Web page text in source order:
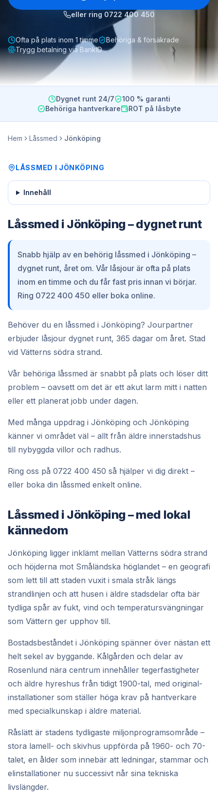
eller ring 0722 400 450
Ofta på plats inom 1 timme
Behöriga & försäkrade
Trygg betalning via BankID
Dygnet runt 24/7
100 % garanti
Behöriga hantverkare
ROT på låsbyte
Hem Låssmed Jönköping
LÅSSMED I JÖNKÖPING
Innehåll
Låssmed i Jönköping – dygnet runt
Snabb hjälp av en behörig låssmed i Jönköping –
dygnet runt, året om. Vår låsjour är ofta på plats
inom en timme och du får fast pris innan vi börjar.
Ring 0722 400 450 eller boka online.
Behöver du en låssmed i Jönköping? Jourpartner
erbjuder låsjour dygnet runt, 365 dagar om året. Stad
vid Vätterns södra strand.
Vår behöriga låssmed är snabbt på plats och löser ditt
problem – oavsett om det är ett akut larm mitt i natten
eller ett planerat jobb under dagen.
Med många uppdrag i Jönköping och Jönköping
känner vi området väl – allt från äldre innerstadshus
till nybyggda villor och radhus.
Ring oss på 0722 400 450 så hjälper vi dig direkt –
eller boka din låssmed enkelt online.
Låssmed i Jönköping – med lokal
kännedom
Jönköping ligger inklämt mellan Vätterns södra strand
och höjderna mot Småländska höglandet – en geografi
som lett till att staden vuxit i smala stråk längs
strandlinjen och att husen i äldre stadsdelar ofta bär
tydliga spår av fukt, vind och temperatursvängningar
som Vättern ger upphov till.
Bostadsbeståndet i Jönköping spänner över nästan ett
helt sekel av byggande. Kålgården och delar av
Rosenlund nära centrum innehåller tegerfastigheter
och äldre hyreshus från tidigt 1900-tal, med original-
installationer som ställer höga krav på hantverkare
med specialkunskap i äldre material.
Råslätt är stadens tydligaste miljonprogramsområde –
stora lamell- och skivhus uppförda på 1960- och 70-
talet, en ålder som innebär att ledningar, stammar och
elinstallationer nu successivt når sina tekniska
livslängder.